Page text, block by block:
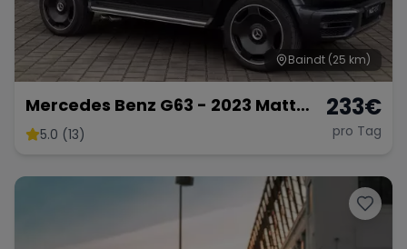
Range Rover Corvette
Baindt (25 km)
Mercedes Benz G63 - 2023 Matt
Schwarz
5.0 (13)
233€
pro Tag